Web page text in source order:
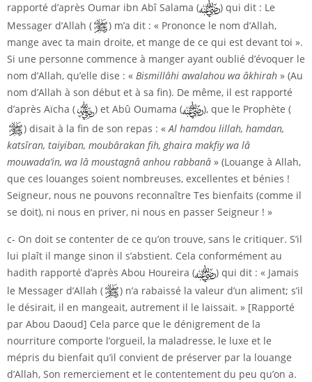
rapporté d’après Oumar ibn Abî Salama (
) qui dit : Le
Messager d’Allah (
) m’a dit : « Prononce le nom d’Allah,
mange avec ta main droite, et mange de ce qui est devant toi ».
Si une personne commence à manger ayant oublié d’évoquer le
nom d’Allah, qu’elle dise : « Bismillâhi awalahou wa âkhirah » (Au
nom d’Allah à son début et à sa fin). De même, il est rapporté
d’après Aïcha (
) et Abû Oumama (
), que le Prophète (
) disait à la fin de son repas : «Al hamdou lillah, hamdan,
katsîran, taiyiban, moubârakan fih, ghaira makfiy wa lâ
mouwada’in, wa lâ moustagnâ anhou rabbanâ » (Louange à Allah,
que ces louanges soient nombreuses, excellentes et bénies !
Seigneur, nous ne pouvons reconnaître Tes bienfaits (comme il
se doit), ni nous en priver, ni nous en passer Seigneur ! »
c- On doit se contenter de ce qu’on trouve, sans le critiquer. S’il
lui plaît il mange sinon il s’abstient. Cela conformément au
hadith rapporté d’après Abou Houreira (
) qui dit : « Jamais
le Messager d’Allah (
) n’a rabaissé la valeur d’un aliment; s’il
le désirait, il en mangeait, autrement il le laissait. » [Rapporté
par Abou Daoud] Cela parce que le dénigrement de la
nourriture comporte l’orgueil, la maladresse, le luxe et le
mépris du bienfait qu’il convient de préserver par la louange
d’Allah, Son remerciement et le contentement du peu qu’on a.